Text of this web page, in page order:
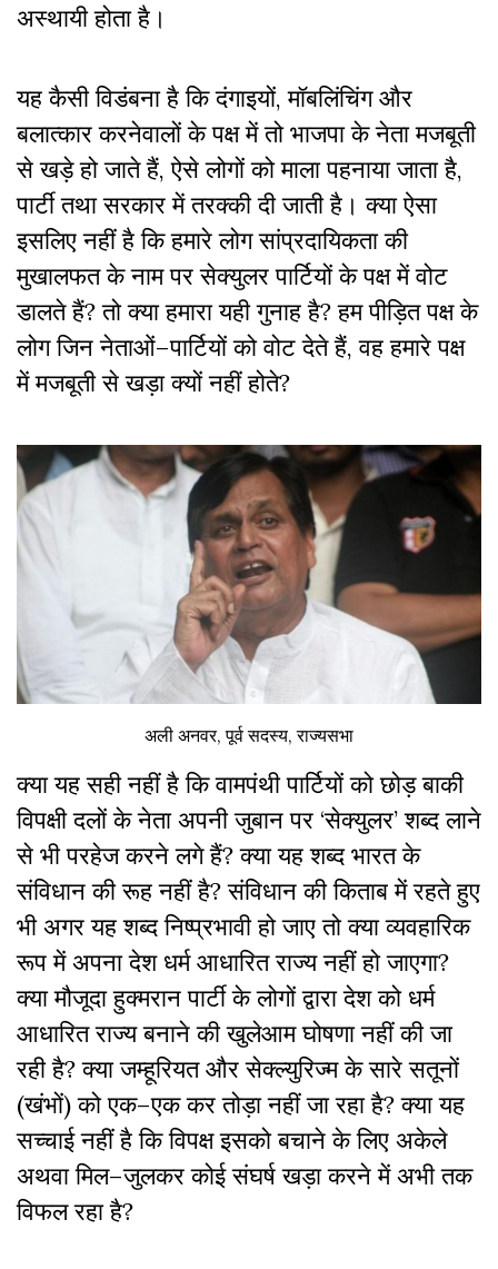
अस्थायी होता है।
यह कैसी विडंबना है कि दंगाइयों,मॉबलिंचिंग और
बलात्कार करनेवालों के पक्ष में तो भाजपा के नेता मजबूती
से खड़े हो जाते हैं,ऐसे लोगों को माला पहनाया जाता है,
पार्टी तथा सरकार में तरक्की दी जाती है। क्या ऐसा
इसलिए नहीं है कि हमारे लोग सांप्रदायिकता की
मुखालफत के नाम पर सेक्युलर पार्टियों के पक्ष में वोट
डालते हैं?तो क्या हमारा यही गुनाह है?हम पीड़ित पक्ष के
लोग जिन नेताओं–पार्टियों को वोट देते हैं, वह हमारे पक्ष
में मजबूती से खड़ा क्यों नहीं होते?
अली अनवर, पूर्व सदस्य, राज्यसभा
क्या यह सही नहीं है कि वामपंथी पार्टियों को छोड़ बाकी
विपक्षी दलों के नेता अपनी जुबान पर ‘सेक्युलर’शब्द लाने
से भी परहेज करने लगे हैं?क्या यह शब्द भारत के
संविधान की रूह नहीं है?संविधान की किताब में रहते हुए
भी अगर यह शब्द निष्प्रभावी हो जाए तो क्या व्यवहारिक
रूप में अपना देश धर्म आधारित राज्य नहीं हो जाएगा?
क्या मौजूदा हुक्मरान पार्टी के लोगों द्वारा देश को धर्म
आधारित राज्य बनाने की खुलेआम घोषणा नहीं की जा
रही है?क्या जम्हूरियत और सेक्ल्युरिज्म के सारे सतूनों
(खंभों)को एक–एक कर तोड़ा नहीं जा रहा है?क्या यह
सच्चाई नहीं है कि विपक्ष इसको बचाने के लिए अकेले
अथवा मिल–जुलकर कोई संघर्ष खड़ा करने में अभी तक
विफल रहा है?